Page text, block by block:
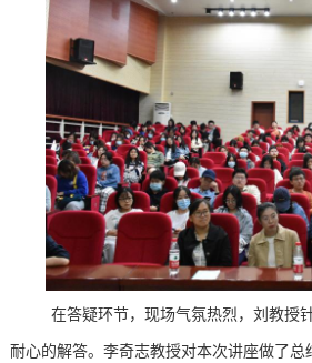
在答疑环节，现场气氛热烈，刘教授
耐心的解答。李奇志教授对本次讲座做了